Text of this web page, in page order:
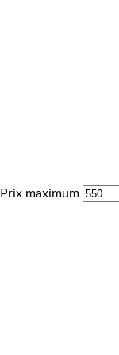
Prix maximum